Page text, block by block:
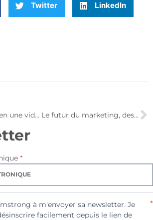
Twitter LinkedIn
L’état d’Internet en une vidéo ! Le futur du marketing, des médias et de la publicité – M2C
*
à m'envoyer sa newsletter. Je
facilement depuis le lien de
*